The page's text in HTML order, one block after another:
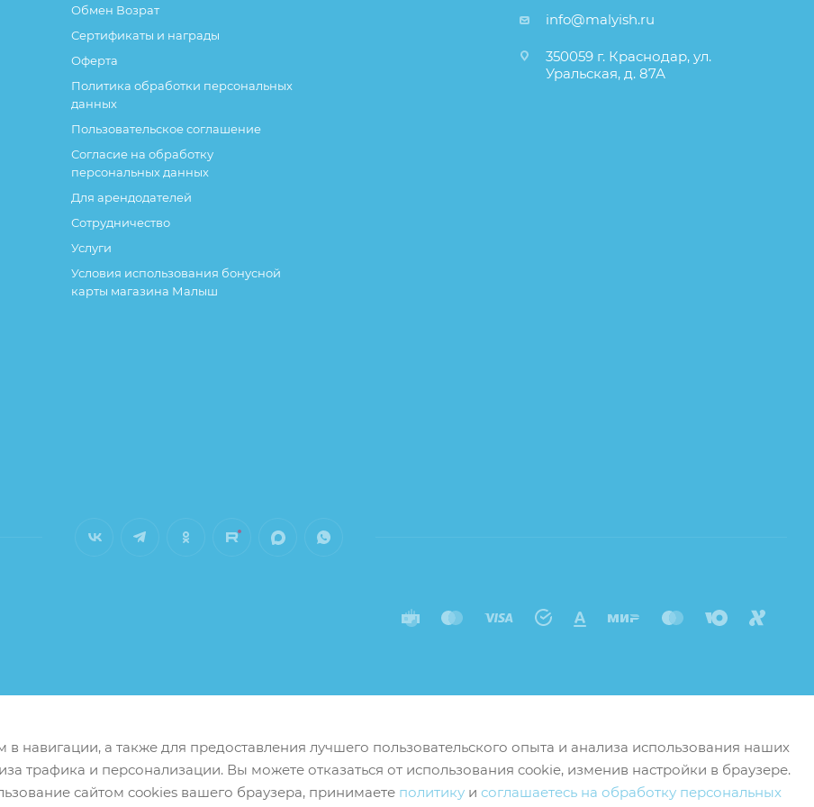
Обмен Возрат
Сертификаты и награды
Оферта
Политика обработки персональных
данных
Пользовательское соглашение
Согласие на обработку
персональных данных
Для арендодателей
Сотрудничество
Услуги
Условия использования бонусной
карты магазина Малыш
info@malyish.ru
350059 г. Краснодар, ул.
Уральская, д. 87А
навигации, а также для предоставления лучшего пользовательского опыта и анализа использования наших
трафика и персонализации. Вы можете отказаться от использования cookie, изменив настройки в браузере.
сайтом cookies вашего браузера, принимаете политику и соглашаетесь на обработку персональных